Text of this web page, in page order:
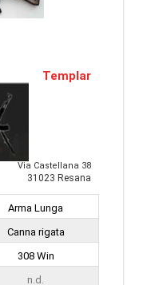
Templar
Via Castellana 38
31023 Resana
Arma Lunga
Canna rigata
308 Win
n.d.